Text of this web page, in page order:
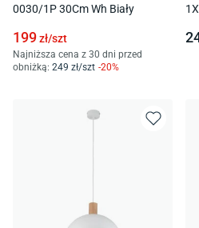
0030/1P 30Cm Wh Biały
199zł/szt
Najniższa cena z 30 dni przed
obniżką: 249 zł/szt -20%